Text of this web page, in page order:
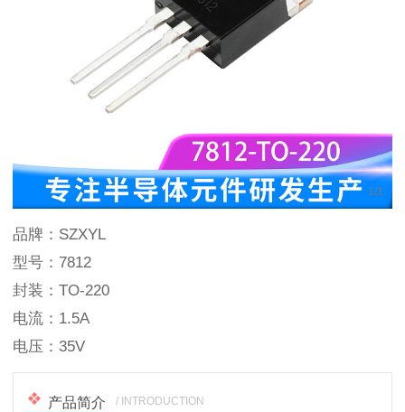
1 /1
品牌：SZXYL
型号：7812
封装：TO-220
电流：1.5A
电压：35V
产品简介 / INTRODUCTION